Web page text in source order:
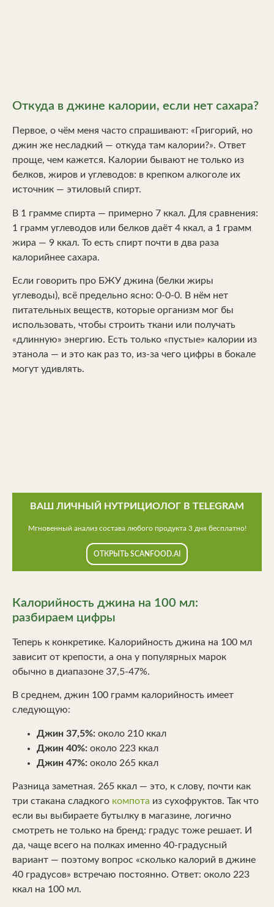
Откуда в джине калории, если нет сахара?
Первое, о чём меня часто спрашивают: «Григорий, но
джин же несладкий — откуда там калории?». Ответ
проще, чем кажется. Калории бывают не только из
белков, жиров и углеводов: в крепком алкоголе их
источник — этиловый спирт.
В 1 грамме спирта — примерно 7 ккал. Для сравнения:
1 грамм углеводов или белков даёт 4 ккал, а 1 грамм
жира — 9 ккал. То есть спирт почти в два раза
калорийнее сахара.
Если говорить про БЖУ джина (белки жиры
углеводы), всё предельно ясно: 0-0-0. В нём нет
питательных веществ, которые организм мог бы
использовать, чтобы строить ткани или получать
«длинную» энергию. Есть только «пустые» калории из
этанола — и это как раз то, из-за чего цифры в бокале
могут удивлять.
ВАШ ЛИЧНЫЙ НУТРИЦИОЛОГ В TELEGRAM
Мгновенный анализ состава любого продукта 3 дня бесплатно!
ОТКРЫТЬ SCANFOOD.AI
Калорийность джина на 100 мл:
разбираем цифры
Теперь к конкретике. Калорийность джина на 100 мл
зависит от крепости, а она у популярных марок
обычно в диапазоне 37,5-47%.
В среднем, джин 100 грамм калорийность имеет
следующую:
Джин 37,5%: около 210 ккал
Джин 40%: около 223 ккал
Джин 47%: около 265 ккал
Разница заметная. 265 ккал — это, к слову, почти как
три стакана сладкого компота из сухофруктов. Так что
если вы выбираете бутылку в магазине, логично
смотреть не только на бренд: градус тоже решает. И
да, чаще всего на полках именно 40-градусный
вариант — поэтому вопрос «сколько калорий в джине
40 градусов» встречаю постоянно. Ответ: около 223
ккал на 100 мл.